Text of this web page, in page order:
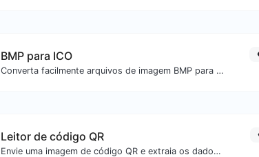
BMP para ICO
Converta facilmente arquivos de imagem BMP para ICO.
Leitor de código QR
Envie uma imagem de código QR e extraia os dados contidos nela.